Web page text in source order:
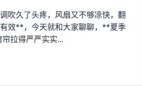
吹久了头疼，风扇又不够凉快，翻
效**，今天就和大家聊聊，**夏季
拉得严严实实...